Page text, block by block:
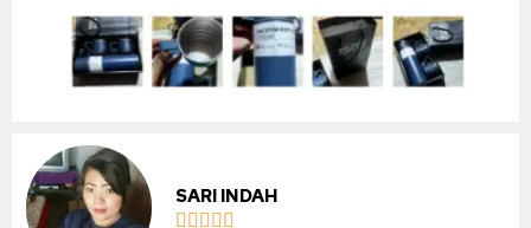
SARI INDAH
    